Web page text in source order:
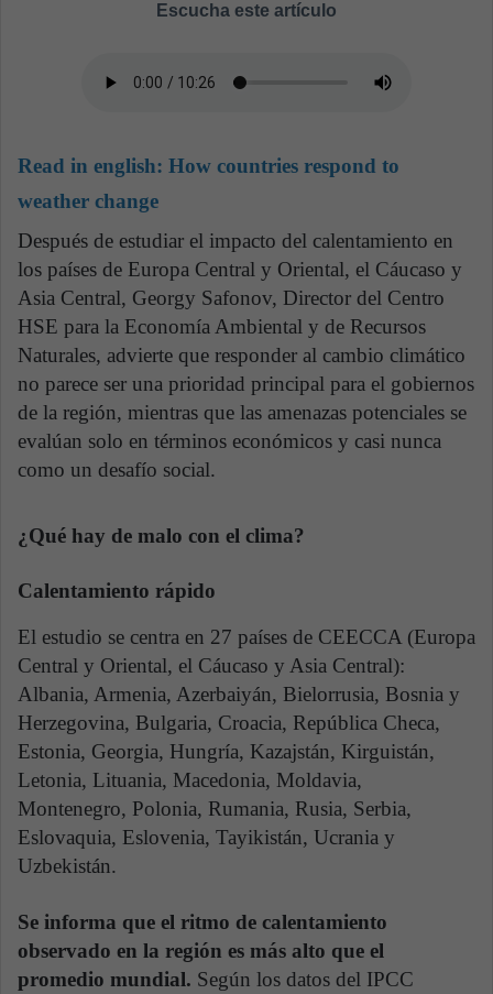
Escucha este artículo
Read in english: How countries respond to
weather change
Después de estudiar el impacto del calentamiento en
los países de Europa Central y Oriental, el Cáucaso y
Asia Central, Georgy Safonov, Director del Centro
HSE para la Economía Ambiental y de Recursos
Naturales, advierte que responder al cambio climático
no parece ser una prioridad principal para el gobiernos
de la región, mientras que las amenazas potenciales se
evalúan solo en términos económicos y casi nunca
como un desafío social.
¿Qué hay de malo con el clima?
Calentamiento rápido
El estudio se centra en 27 países de CEECCA (Europa
Central y Oriental, el Cáucaso y Asia Central):
Albania, Armenia, Azerbaiyán, Bielorrusia, Bosnia y
Herzegovina, Bulgaria, Croacia, República Checa,
Estonia, Georgia, Hungría, Kazajstán, Kirguistán,
Letonia, Lituania, Macedonia, Moldavia,
Montenegro, Polonia, Rumania, Rusia, Serbia,
Eslovaquia, Eslovenia, Tayikistán, Ucrania y
Uzbekistán.
Se informa que el ritmo de calentamiento
observado en la región es más alto que el
promedio mundial. Según los datos del IPCC